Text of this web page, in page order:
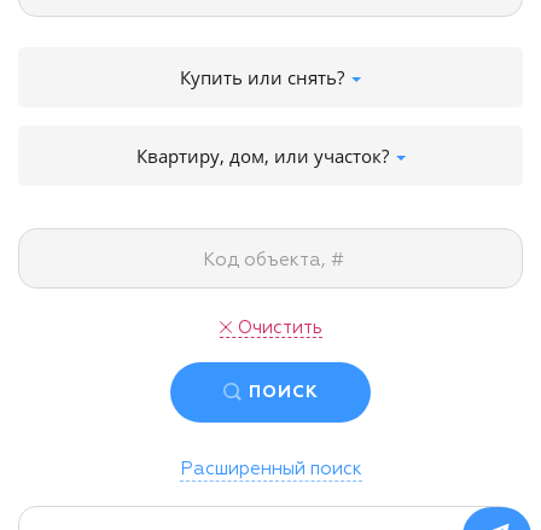
Купить или снять?
Квартиру, дом, или участок?
Код объекта, #
Очистить
ПОИСК
Расширенный поиск